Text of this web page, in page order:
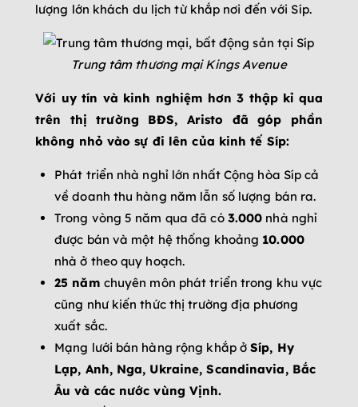
lượng lớn khách du lịch từ khắp nơi đến với Síp.
Trung tâm thương mại Kings Avenue
Với uy tín và kinh nghiệm hơn 3 thập kỉ qua
trên thị trường BĐS, Aristo đã góp phần
không nhỏ vào sự đi lên của kinh tế Síp:
Phát triển nhà nghỉ lớn nhất Cộng hòa Síp cả
về doanh thu hàng năm lẫn số lượng bán ra.
Trong vòng 5 năm qua đã có 3.000 nhà nghỉ
được bán và một hệ thống khoảng 10.000
nhà ở theo quy hoạch.
25 năm chuyên môn phát triển trong khu vực
cũng như kiến thức thị trường địa phương
xuất sắc.
Mạng lưới bán hàng rộng khắp ởSíp, Hy
Lạp, Anh, Nga, Ukraine, Scandinavia, Bắc
Âu và các nước vùng Vịnh.